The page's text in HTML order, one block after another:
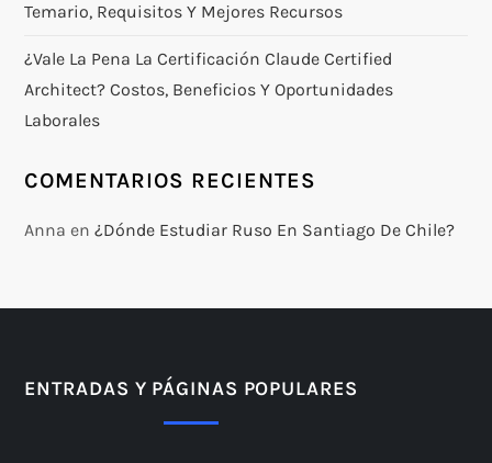
Temario, Requisitos Y Mejores Recursos
¿Vale La Pena La Certificación Claude Certified
Architect? Costos, Beneficios Y Oportunidades
Laborales
COMENTARIOS RECIENTES
Anna en¿Dónde Estudiar Ruso En Santiago De Chile?
ENTRADAS Y PÁGINAS POPULARES